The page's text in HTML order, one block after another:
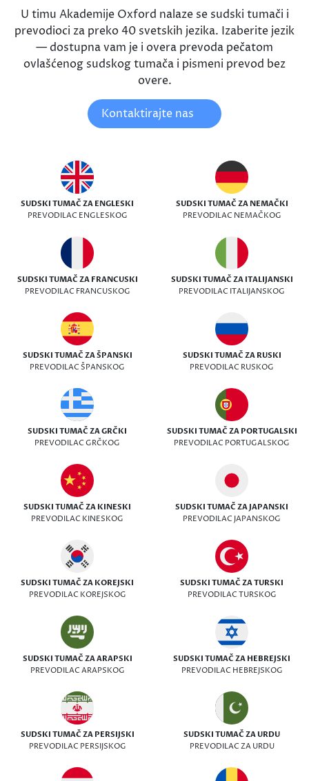
U timu Akademije Oxford nalaze se sudski tumači i
prevodioci za preko 40 svetskih jezika. Izaberite jezik
— dostupna vam je i overa prevoda pečatom
ovlašćenog sudskog tumača i pismeni prevod bez
overe.
Kontaktirajte nas
SUDSKI TUMAČ ZA ENGLESKI
PREVODILAC ENGLESKOG
SUDSKI TUMAČ ZA NEMAČKI
PREVODILAC NEMAČKOG
SUDSKI TUMAČ ZA FRANCUSKI
PREVODILAC FRANCUSKOG
SUDSKI TUMAČ ZA ITALIJANSKI
PREVODILAC ITALIJANSKOG
SUDSKI TUMAČ ZA ŠPANSKI
PREVODILAC ŠPANSKOG
SUDSKI TUMAČ ZA RUSKI
PREVODILAC RUSKOG
SUDSKI TUMAČ ZA GRČKI
PREVODILAC GRČKOG
SUDSKI TUMAČ ZA PORTUGALSKI
PREVODILAC PORTUGALSKOG
SUDSKI TUMAČ ZA KINESKI
PREVODILAC KINESKOG
SUDSKI TUMAČ ZA JAPANSKI
PREVODILAC JAPANSKOG
SUDSKI TUMAČ ZA KOREJSKI
PREVODILAC KOREJSKOG
SUDSKI TUMAČ ZA TURSKI
PREVODILAC TURSKOG
SUDSKI TUMAČ ZA ARAPSKI
PREVODILAC ARAPSKOG
SUDSKI TUMAČ ZA HEBREJSKI
PREVODILAC HEBREJSKOG
SUDSKI TUMAČ ZA PERSIJSKI
PREVODILAC PERSIJSKOG
SUDSKI TUMAČ ZA URDU
PREVODILAC ZA URDU